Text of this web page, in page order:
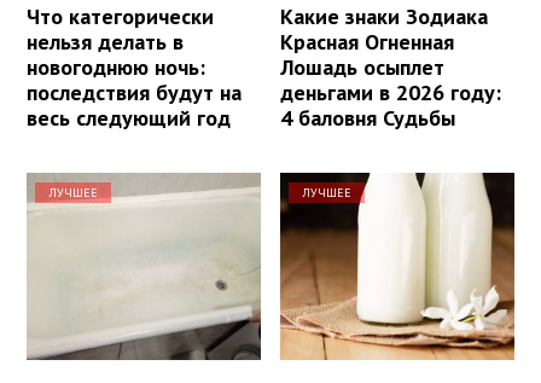
Что категорически
нельзя делать в
новогоднюю ночь:
последствия будут на
весь следующий год
Какие знаки Зодиака
Красная Огненная
Лошадь осыплет
деньгами в 2026 году:
4 баловня Судьбы
ЛУЧШЕЕ ЛУЧШЕЕ